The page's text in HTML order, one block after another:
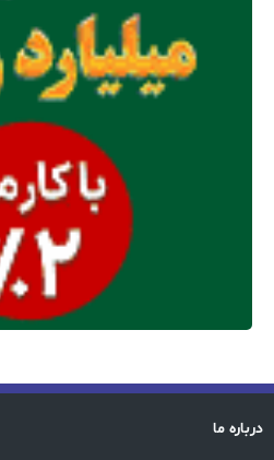
درباره ما